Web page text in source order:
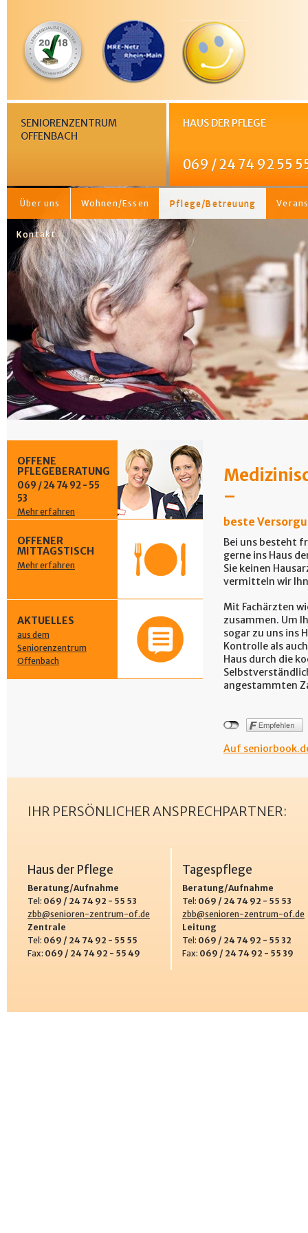
SENIORENZENTRUM
OFFENBACH
HAUS DER PFLEGE
069 / 24 74 92 55
Über uns Wohnen/Essen Pflege/Betreuung
Kontakt
OFFENE
PFLEGEBERATUNG
069 / 24 74 92 - 55
53
Mehr erfahren
OFFENER
MITTAGSTISCH
Mehr erfahren
AKTUELLES
aus dem
Seniorenzentrum
Offenbach
–
beste
Bei uns besteht
gerne ins Haus
Sie keinen
vermitteln wir
Mit Fachärzten
zusammen. Um
sogar zu uns ins
Kontrolle als
Haus durch die
angestammten
Auf
IHR PERSÖNLICHER ANSPRECHPARTNER:
Haus der Pflege
Beratung/Aufnahme
Tel: 069 / 24 74 92 - 55 53
zbb@senioren-zentrum-of.de
Zentrale
Tel: 069 / 24 74 92 - 55 55
Fax: 069 / 24 74 92 - 55 49
Tagespflege
Beratung/Aufnahme
Tel: 069 / 24 74 92 - 55 53
zbb@senioren-zentrum-of.de
Leitung
Tel: 069 / 24 74 92 - 55 32
Fax: 069 / 24 74 92 - 55 39